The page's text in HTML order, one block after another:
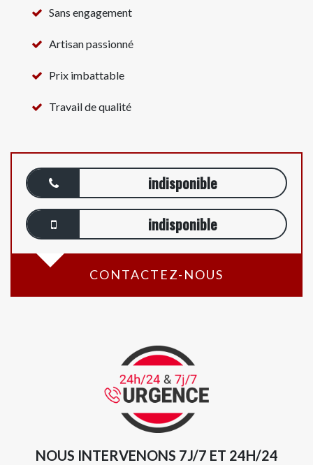
Sans engagement
Artisan passionné
Prix imbattable
Travail de qualité
indisponible
indisponible
CONTACTEZ-NOUS
NOUS INTERVENONS 7J/7 ET 24H/24